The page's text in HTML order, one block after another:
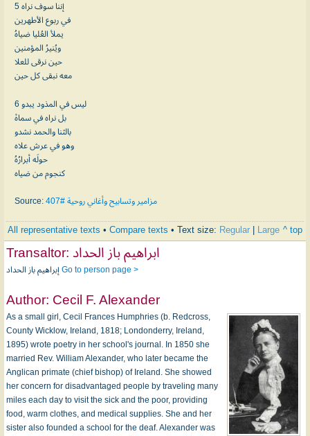
5 إننا سوف نراه
في ربوع الأطهرين
يملأ العُليا ضياهُ
ويُنيرُ المؤمنين
حين نرقى للعلا
معه نبقى كل حين
6 ليس في المذود يبدو
بل نراه في سماهْ
بالثنا والحمد نشدو
وهو في عرش علاه
حولَه أبرارُهُ
كنجوم من ضياه
Source: مزامير وتسابيح وأغاني روحية #407
All representative texts • Compare texts • Text size: Regular Large ^ top
Transaltor: ابراهيم باز الحداد
Go to person page >
Author: Cecil F. Alexander
As a small girl, Cecil Frances Humphries (b. Redcross,
County Wicklow, Ireland, 1818; Londonderry, Ireland,
1895) wrote poetry in her school's journal. In 1850 she
married Rev. William Alexander, who later became the
Anglican primate (chief bishop) of Ireland. She showed
her concern for disadvantaged people by traveling many
miles each day to visit the sick and the poor, providing
food, warm clothes, and medical supplies. She and her
sister also founded a school for the deaf. Alexander was